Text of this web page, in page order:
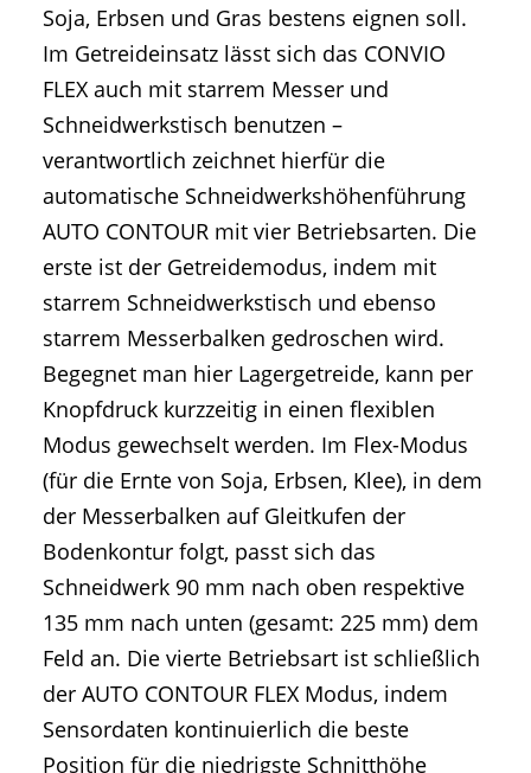
Soja, Erbsen und Gras bestens eignen soll.
Im Getreideinsatz lässt sich das CONVIO
FLEX auch mit starrem Messer und
Schneidwerkstisch benutzen –
verantwortlich zeichnet hierfür die
automatische Schneidwerkshöhenführung
AUTO CONTOUR mit vier Betriebsarten. Die
erste ist der Getreidemodus, indem mit
starrem Schneidwerkstisch und ebenso
starrem Messerbalken gedroschen wird.
Begegnet man hier Lagergetreide, kann per
Knopfdruck kurzzeitig in einen flexiblen
Modus gewechselt werden. Im Flex-Modus
(für die Ernte von Soja, Erbsen, Klee), in dem
der Messerbalken auf Gleitkufen der
Bodenkontur folgt, passt sich das
Schneidwerk 90 mm nach oben respektive
135 mm nach unten (gesamt: 225 mm) dem
Feld an. Die vierte Betriebsart ist schließlich
der AUTO CONTOUR FLEX Modus, indem
Sensordaten kontinuierlich die beste
Position für die niedrigste Schnitthöhe